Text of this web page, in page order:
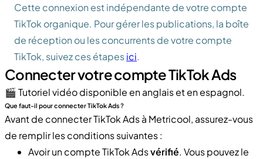
Cette connexion est indépendante de votre compte
TikTok organique. Pour gérer les publications, la boîte
de réception ou les concurrents de votre compte
TikTok, suivez ces étapesici.
Connecter votre compte TikTok Ads
🎬 Tutoriel vidéo disponible en anglais et en espagnol.
Que faut-il pour connecter TikTok Ads ?
Avant de connecter TikTok Ads à Metricool, assurez-vous
de remplir les conditions suivantes :
Avoir un compte TikTok Adsvérifié. Vous pouvez le